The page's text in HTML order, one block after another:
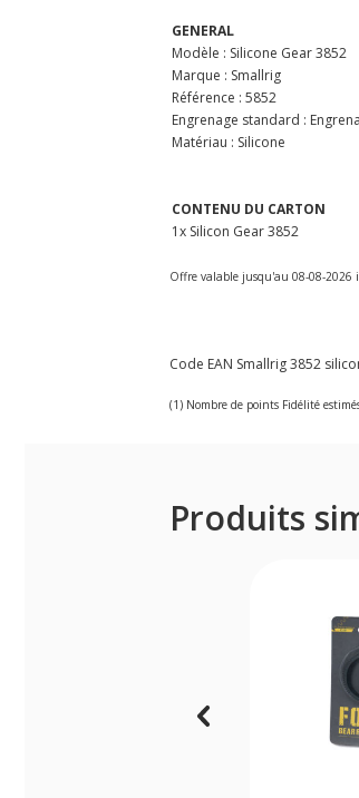
GENERAL
Modèle : Silicone Gear 3852
Marque : Smallrig
Référence : 5852
Engrenage standard :
Matériau : Silicone
CONTENU DU CARTON
1x Silicon Gear 3852
Offre valable jusqu'au 08-08-2026
Code EAN Smallrig 3852
(1) Nombre de points Fidélité
Produits